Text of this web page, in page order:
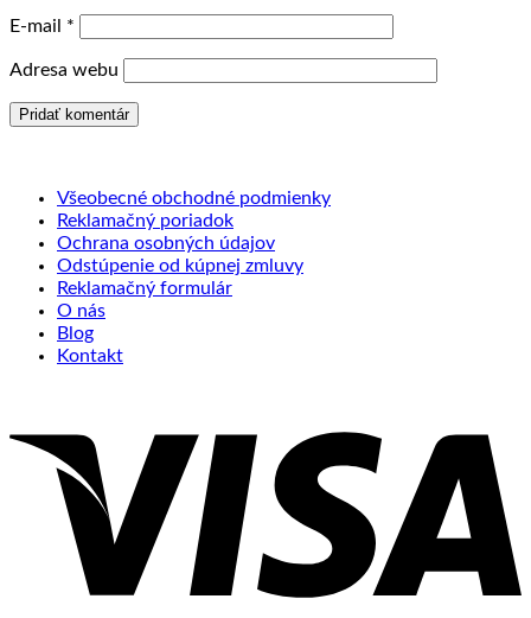
E-mail *
Adresa webu
Všeobecné obchodné podmienky
Reklamačný poriadok
Ochrana osobných údajov
Odstúpenie od kúpnej zmluvy
Reklamačný formulár
O nás
Blog
Kontakt